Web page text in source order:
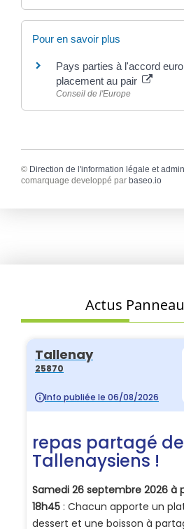
Pour en savoir plus
Pays parties à l'accord
placement au pair
Conseil de l'Europe
© Direction de l'information légale et
comarquage developpé par baseo.io
Actus